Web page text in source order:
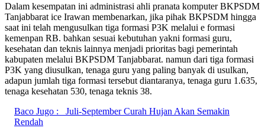
Dalam kesempatan ini administrasi ahli pranata komputer BKPSDM
Tanjabbarat ice Irawan membenarkan, jika pihak BKPSDM hingga
saat ini telah mengusulkan tiga formasi P3K melalui e formasi
kemenpan RB. bahkan sesuai kebutuhan yakni formasi guru,
kesehatan dan teknis lainnya menjadi prioritas bagi pemerintah
kabupaten melalui BKPSDM Tanjabbarat. namun dari tiga formasi
P3K yang diusulkan, tenaga guru yang paling banyak di usulkan,
adapun jumlah tiga formasi tersebut diantaranya, tenaga guru 1.635,
tenaga kesehatan 530, tenaga teknis 38.
Baco Jugo :
Juli-September Curah Hujan Akan Semakin
Rendah